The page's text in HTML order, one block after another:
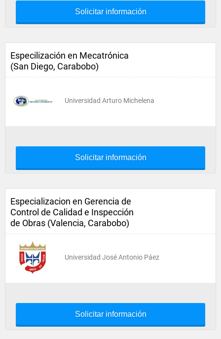
Solicitar información
Especilización en Mecatrónica
(San Diego, Carabobo)
Universidad Arturo Michelena
Solicitar información
Especializacion en Gerencia de
Control de Calidad e Inspección
de Obras (Valencia, Carabobo)
Universidad José Antonio Páez
Solicitar información